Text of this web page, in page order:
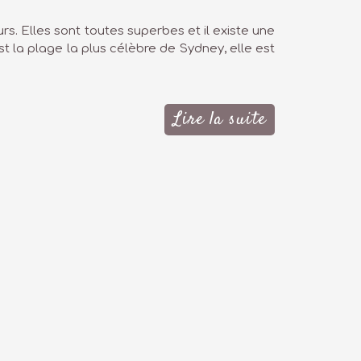
Elles sont toutes superbes et il existe une
la plage la plus célèbre de Sydney, elle est
Lire la suite